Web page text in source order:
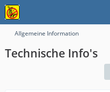
Allgemeine Information
Technische Info's